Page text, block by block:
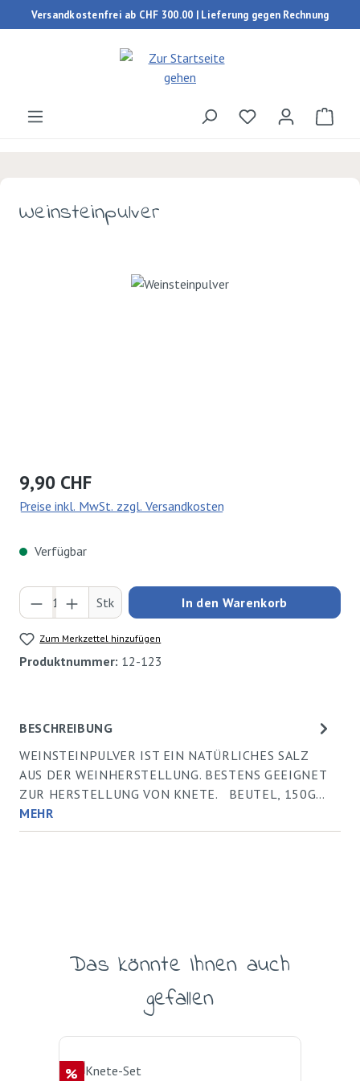
Zum Hauptinhalt springen
Versandkostenfrei ab CHF 300.00 | Lieferung gegen Rechnung
Du hast 0
Weinsteinpulver
Bildergalerie überspringen
Regulärer Preis:
9,90 CHF
Preise inkl. MwSt. zzgl. Versandkosten
Verfügbar
Produkt Anzahl: Gib den gewünschten Wert
Stk In den Warenkorb
Zum Merkzettel hinzufügen
Produktnummer: 12-123
BESCHREIBUNG
WEINSTEINPULVER IST EIN NATÜRLICHES SALZ
AUS DER WEINHERSTELLUNG. BESTENS GEEIGNET
ZUR HERSTELLUNG VON KNETE. BEUTEL, 150G…
MEHR
Produktgalerie überspringen
Das könnte Ihnen auch
gefallen
Rabatt
%